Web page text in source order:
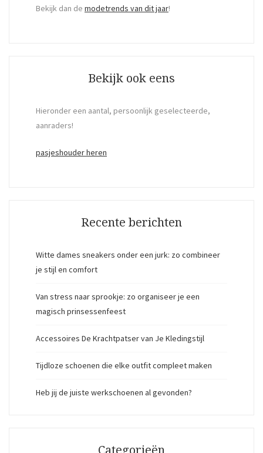
Bekijk dan de modetrends van dit jaar!
Bekijk ook eens
Hieronder een aantal, persoonlijk geselecteerde,
aanraders!
pasjeshouder heren
Recente berichten
Witte dames sneakers onder een jurk: zo combineer
je stijl en comfort
Van stress naar sprookje: zo organiseer je een
magisch prinsessenfeest
Accessoires De Krachtpatser van Je Kledingstijl
Tijdloze schoenen die elke outfit compleet maken
Heb jij de juiste werkschoenen al gevonden?